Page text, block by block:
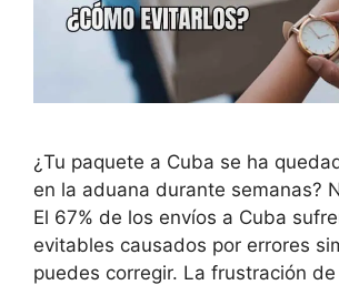
¿Tu paquete a Cuba se ha
en la aduana durante semanas?
El 67% de los envíos a Cuba
evitables causados por errores
puedes corregir. La frustración